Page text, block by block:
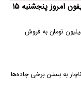
قیمت گوشی سامسونگ، شیائومی و آیفون امروز پنجشنبه ۱۵
گوشی اپل در بازار موبایل با قیمت ۱۶۰ میلیون تومان به فروش
به بستن برخی جاده‌ها